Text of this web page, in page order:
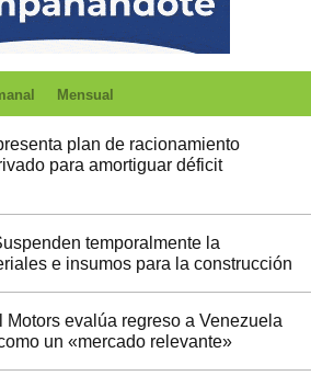
Mensual
plan de racionamiento
para amortiguar déficit
temporalmente la
e insumos para la construcción
Motors evalúa regreso a Venezuela
un «mercado relevante»